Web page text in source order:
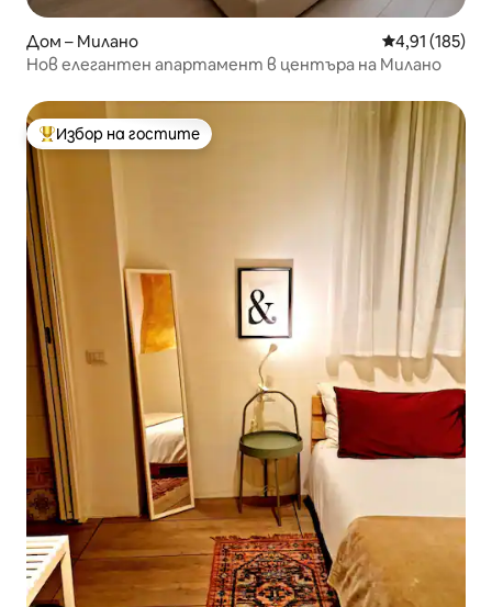
Дом – Милано Средна
4,91 (185)
Нов елегантен апартамент в центъра на Милано
Най-популярен избор на гостите
Избор на гостите